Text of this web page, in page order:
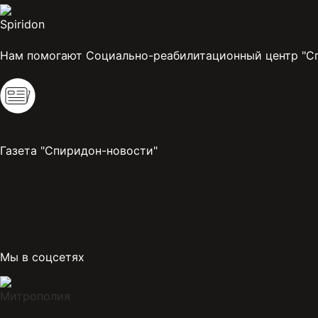
Нам помогают Социально-реабилитационный центр
Газета "Спиридон-новости"
Мы в соцсетях